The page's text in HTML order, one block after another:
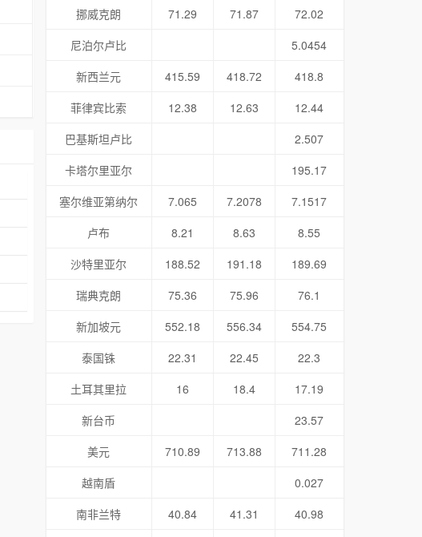
挪威克朗
71.29 71.87
72.02
尼泊尔卢比
5.0454
新西兰元
415.59 418.72
418.8
菲律宾比索
12.38 12.63
12.44
巴基斯坦卢比
2.507
卡塔尔里亚尔
195.17
塞尔维亚第纳尔
7.065 7.2078
7.1517
卢布
8.21 8.63
8.55
沙特里亚尔
188.52 191.18
189.69
瑞典克朗
75.36 75.96
76.1
新加坡元
552.18 556.34
554.75
泰国铢
22.31 22.45
22.3
土耳其里拉
16 18.4
17.19
新台币
23.57
美元
710.89 713.88
711.28
越南盾
0.027
南非兰特
40.84 41.31 40.98